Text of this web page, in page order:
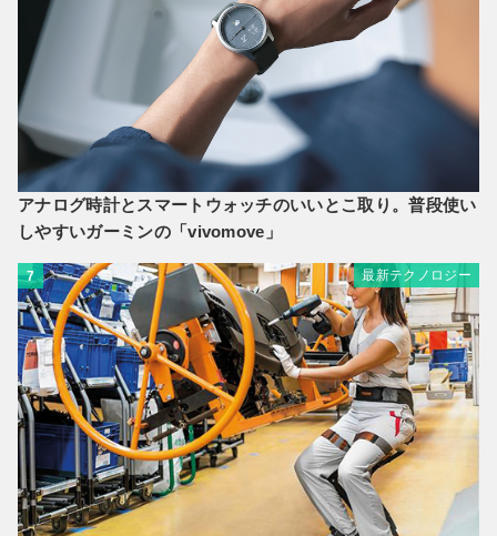
アナログ時計とスマートウォッチのいいとこ取り。普段使い
しやすいガーミンの「vivomove」
7 最新テクノロジー